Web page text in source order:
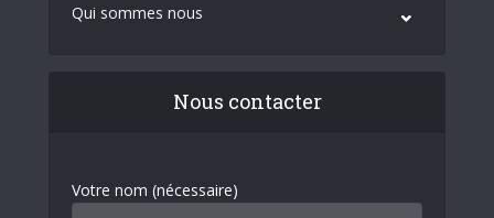
Qui sommes nous
Nous contacter
Votre nom (nécessaire)